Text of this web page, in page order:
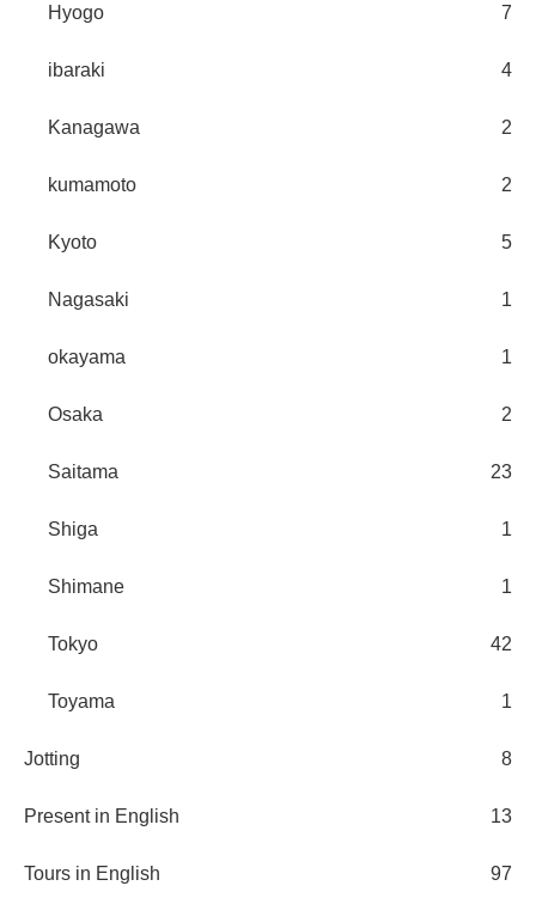
Hyogo 7
ibaraki 4
Kanagawa 2
kumamoto 2
Kyoto 5
Nagasaki 1
okayama 1
Osaka 2
Saitama 23
Shiga 1
Shimane 1
Tokyo 42
Toyama 1
Jotting 8
Present in English 13
Tours in English 97